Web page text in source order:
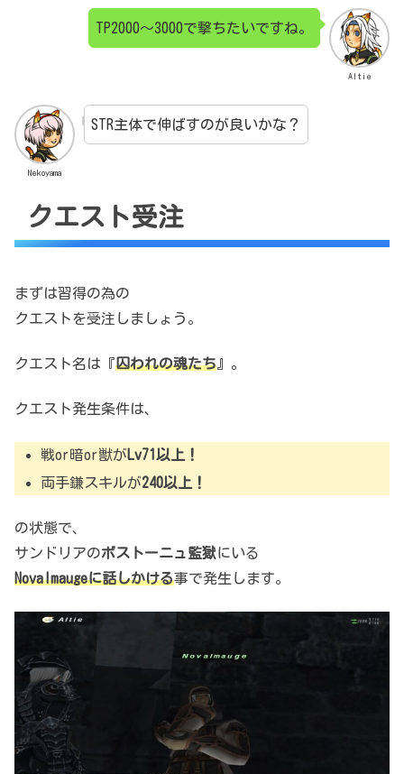
Altie
TP2000～3000で撃ちたいですね。
Nekoyama
STR主体で伸ばすのが良いかな？
クエスト受注
まずは習得の為の
クエストを受注しましょう。
クエスト名は『囚われの魂たち 』。
クエスト発生条件は、
戦or暗or獣が Lv71以上！
両手鎌スキルが240以上！
の状態で、
サンドリアのボストーニュ監獄にいる
Novalmaugeに話しかける事で発生します。